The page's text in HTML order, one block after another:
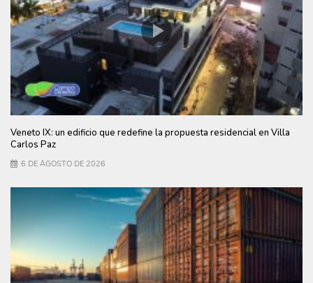
Veneto IX: un edificio que redefine la propuesta residencial en Villa
Carlos Paz
6 DE AGOSTO DE 2026